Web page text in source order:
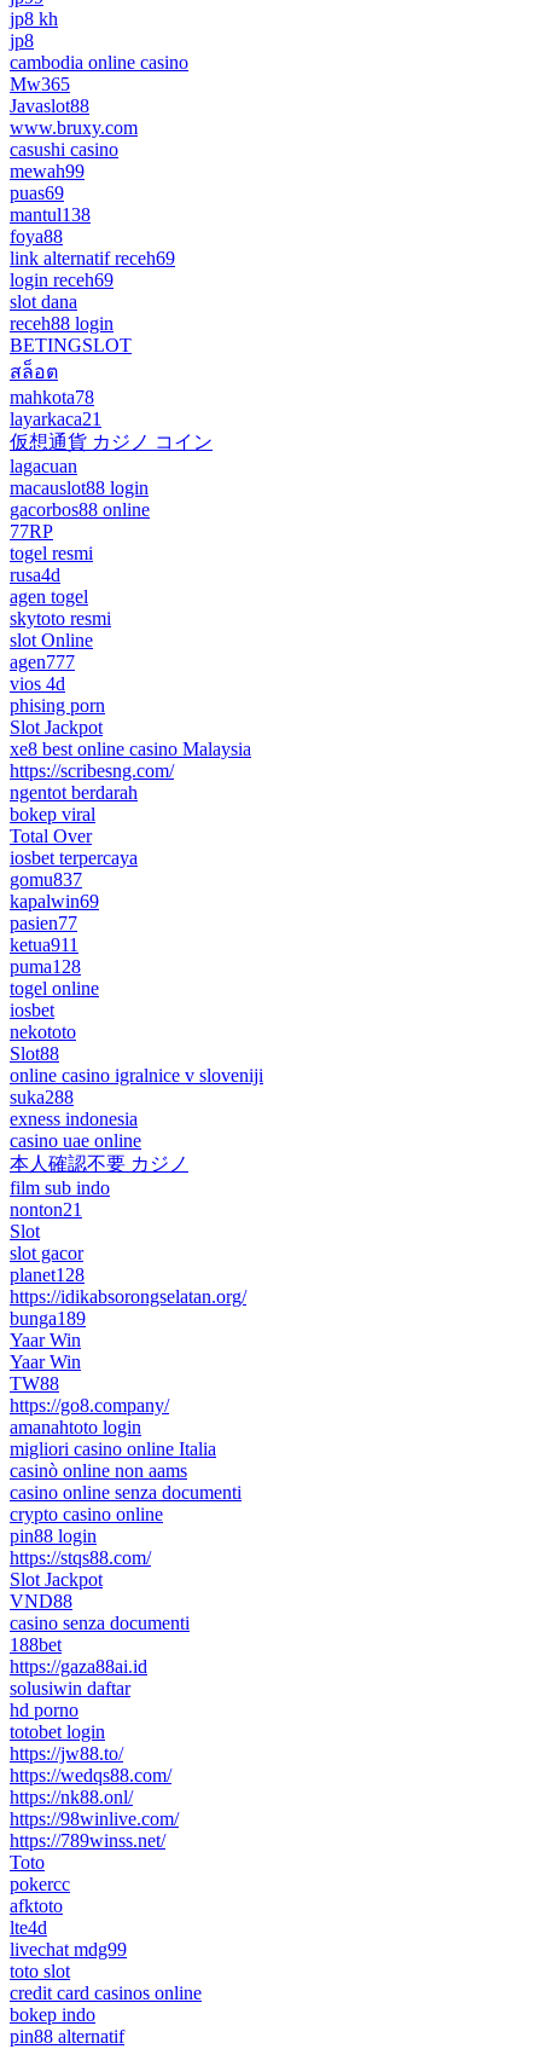
jp8 kh
jp8
cambodia online casino
Mw365
Javaslot88
www.bruxy.com
casushi casino
mewah99
puas69
mantul138
foya88
link alternatif receh69
login receh69
slot dana
receh88 login
BETINGSLOT
สล็อต
mahkota78
layarkaca21
仮想通貨 カジノ コイン
lagacuan
macauslot88 login
gacorbos88 online
77RP
togel resmi
rusa4d
agen togel
skytoto resmi
slot Online
agen777
vios 4d
phising porn
Slot Jackpot
xe8 best online casino Malaysia
https://scribesng.com/
ngentot berdarah
bokep viral
Total Over
iosbet terpercaya
gomu837
kapalwin69
pasien77
ketua911
puma128
togel online
iosbet
nekototo
Slot88
online casino igralnice v sloveniji
suka288
exness indonesia
casino uae online
本人確認不要 カジノ
film sub indo
nonton21
Slot
slot gacor
planet128
https://idikabsorongselatan.org/
bunga189
Yaar Win
Yaar Win
TW88
https://go8.company/
amanahtoto login
migliori casino online Italia
casinò online non aams
casino online senza documenti
crypto casino online
pin88 login
https://stqs88.com/
Slot Jackpot
VND88
casino senza documenti
188bet
https://gaza88ai.id
solusiwin daftar
hd porno
totobet login
https://jw88.to/
https://wedqs88.com/
https://nk88.onl/
https://98winlive.com/
https://789winss.net/
Toto
pokercc
afktoto
lte4d
livechat mdg99
toto slot
credit card casinos online
bokep indo
pin88 alternatif